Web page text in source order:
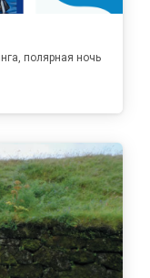
полярная ночь